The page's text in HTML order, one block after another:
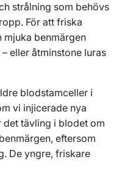
strålning som behövs
För att friska
mjuka benmärgen
eller åtminstone luras
blodstamceller i
vi injicerade nya
tävling i blodet om
eftersom
De yngre, friskare